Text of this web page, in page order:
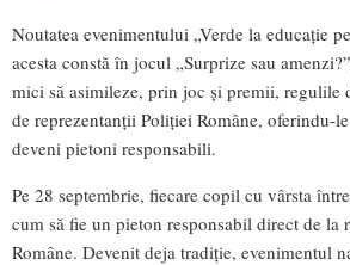
Noutatea evenimentului „Verde la educație
acesta constă în jocul „Surprize sau
mici să asimileze, prin joc și premii, regulile
de reprezentanții Poliției Române, oferindu-
deveni pietoni responsabili.
Pe 28 septembrie, fiecare copil cu vârsta
cum să fie un pieton responsabil direct de la
Române. Devenit deja tradiție, evenimentul